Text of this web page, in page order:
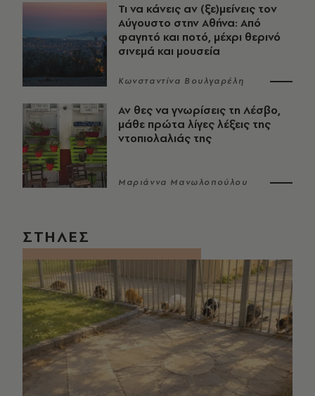
Τι να κάνεις αν (ξε)μείνεις τον
Αύγουστο στην Αθήνα: Από
φαγητό και ποτό, μέχρι θερινό
σινεμά και μουσεία
Κωνσταντίνα Βουλγαρέλη
Αν θες να γνωρίσεις τη Λέσβο,
μάθε πρώτα λίγες λέξεις της
ντοπιολαλιάς της
Μαριάννα Μανωλοπούλου
ΣΤΗΛΕΣ